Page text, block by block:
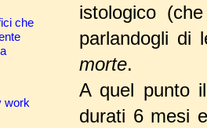
istologico
parlandogli di
morte.
A quel punto
durati 6 mesi
che
work